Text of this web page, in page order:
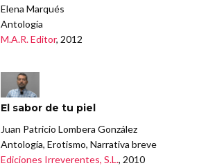
Elena Marqués
Antología
M.A.R. Editor, 2012
El sabor de tu piel
Juan Patricio Lombera González
Antología, Erotismo, Narrativa breve
Ediciones Irreverentes, S.L., 2010